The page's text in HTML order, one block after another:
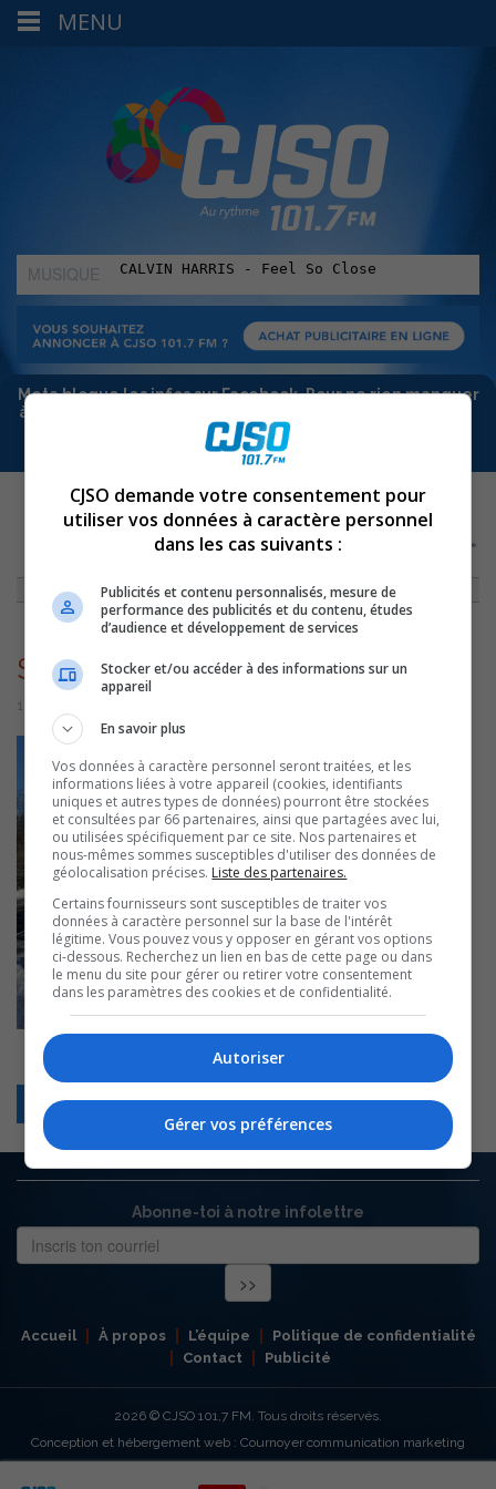
MUSIQUE
:
Meta bloque les infos sur Facebook. Pour ne rien manquer
à Sorel-Tracy et la région, abonne-toi à notre infolettre :
ACTUALITÉS»LA POPULATION DE SOREL-TRACY EN HAUSSE
»
SorelTracyEntree
11 janvier 2023 | Par Sylvain Rochon
Retour
Abonne-toi à notre infolettre
Accueil À propos L’équipe
Politique de confidentialité
Contact
Publicité
2026 © CJSO 101,7 FM. Tous droits réservés.
Conception et hébergement web : Cournoyer communication marketing
MENU
CJSO demande votre consentement pour
utiliser vos données à caractère personnel
dans les cas suivants :
Publicités et contenu personnalisés, mesure de
performance des publicités et du contenu, études
d’audience et développement de services
Stocker et/ou accéder à des informations sur un
appareil
En savoir plus
Vos données à caractère personnel seront traitées, et les
informations liées à votre appareil (cookies, identifiants
uniques et autres types de données) pourront être stockées
et consultées par 66 partenaires, ainsi que partagées avec lui,
ou utilisées spécifiquement par ce site. Nos partenaires et
nous-mêmes sommes susceptibles d'utiliser des données de
géolocalisation précises. Liste des partenaires.
Certains fournisseurs sont susceptibles de traiter vos
données à caractère personnel sur la base de l'intérêt
légitime. Vous pouvez vous y opposer en gérant vos options
ci-dessous. Recherchez un lien en bas de cette page ou dans
le menu du site pour gérer ou retirer votre consentement
dans les paramètres des cookies et de confidentialité.
Autoriser
Gérer vos préférences